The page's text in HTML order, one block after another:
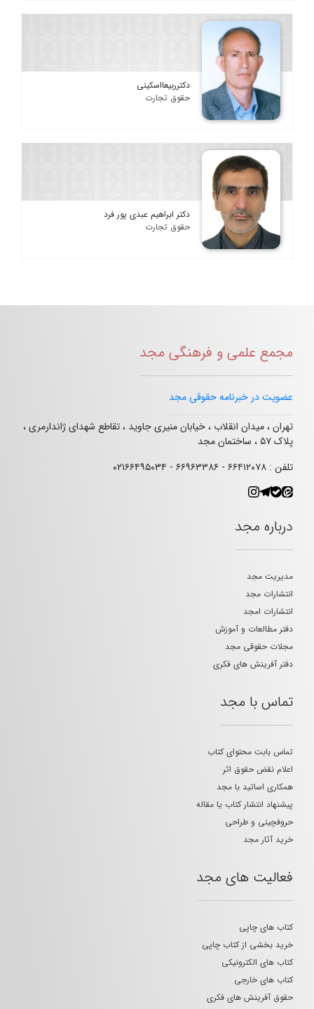
دکترربیعااسکینی
حقوق تجارت
دکتر ابراهیم عبدی پور فرد
حقوق تجارت
مجمع علمی و فرهنگی مجد
عضویت در خبرنامه حقوقی مجد
تهران ، میدان انقلاب ، خیابان منیری جاوید ، تقاطع شهدای ژاندارمری ،
پلاک ۵۷ ، ساختمان مجد
تلفن : ۶۶۴۱۲۰۷۸ - ۶۶۹۶۳۳۸۶ - ۰۲۱۶۶۴۹۵۰۳۴
درباره مجد
مدیریت مجد
انتشارات مجد
انتشارات امجد
دفتر مطالعات و آموزش
مجلات حقوقی مجد
دفتر آفرینش های فکری
تماس با مجد
تماس بابت محتوای کتاب
اعلام نقض حقوق اثر
همکاری اساتید با مجد
پیشنهاد انتشار کتاب یا مقاله
حروفچینی و طراحی
خرید آثار مجد
فعالیت های مجد
کتاب های چاپی
خرید بخشی از کتاب چاپی
کتاب های الکترونیکی
کتاب های خارجی
حقوق آفرینش های فکری